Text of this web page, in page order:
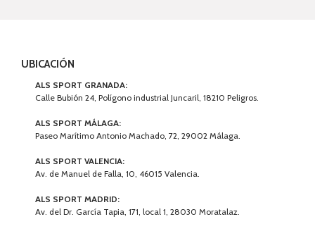
UBICACIÓN
ALS SPORT GRANADA:
Calle Bubión 24, Polígono industrial Juncaril, 18210 Peligros.
ALS SPORT MÁLAGA:
Paseo Marítimo Antonio Machado, 72, 29002 Málaga.
ALS SPORT VALENCIA:
Av. de Manuel de Falla, 10, 46015 Valencia.
ALS SPORT MADRID:
Av. del Dr. García Tapia, 171, local 1, 28030 Moratalaz.